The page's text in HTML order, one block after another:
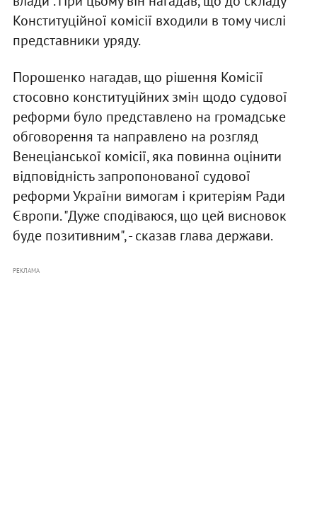
Конституційної комісії входили в тому числі
представники уряду.
Порошенко нагадав, що рішення Комісії
стосовно конституційних змін щодо судової
реформи було представлено на громадське
обговорення та направлено на розгляд
Венеціанської комісії, яка повинна оцінити
відповідність запропонованої судової
реформи України вимогам і критеріям Ради
Європи. "Дуже сподіваюся, що цей висновок
буде позитивним", - сказав глава держави.
РЕКЛАМА